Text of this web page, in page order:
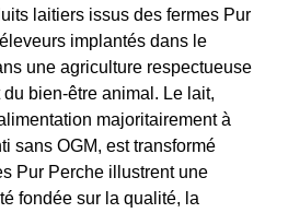
laitiers issus des fermes Pur
implantés dans le
une agriculture respectueuse
du bien-être animal. Le lait,
majoritairement à
sans OGM, est transformé
Pur Perche illustrent une
fondée sur la qualité, la